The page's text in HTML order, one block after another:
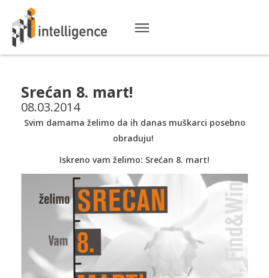
Srećan 8. mart!
08.03.2014
Svim damama želimo da ih danas muškarci posebno
obraduju!
Iskreno vam želimo: Srećan 8. mart!